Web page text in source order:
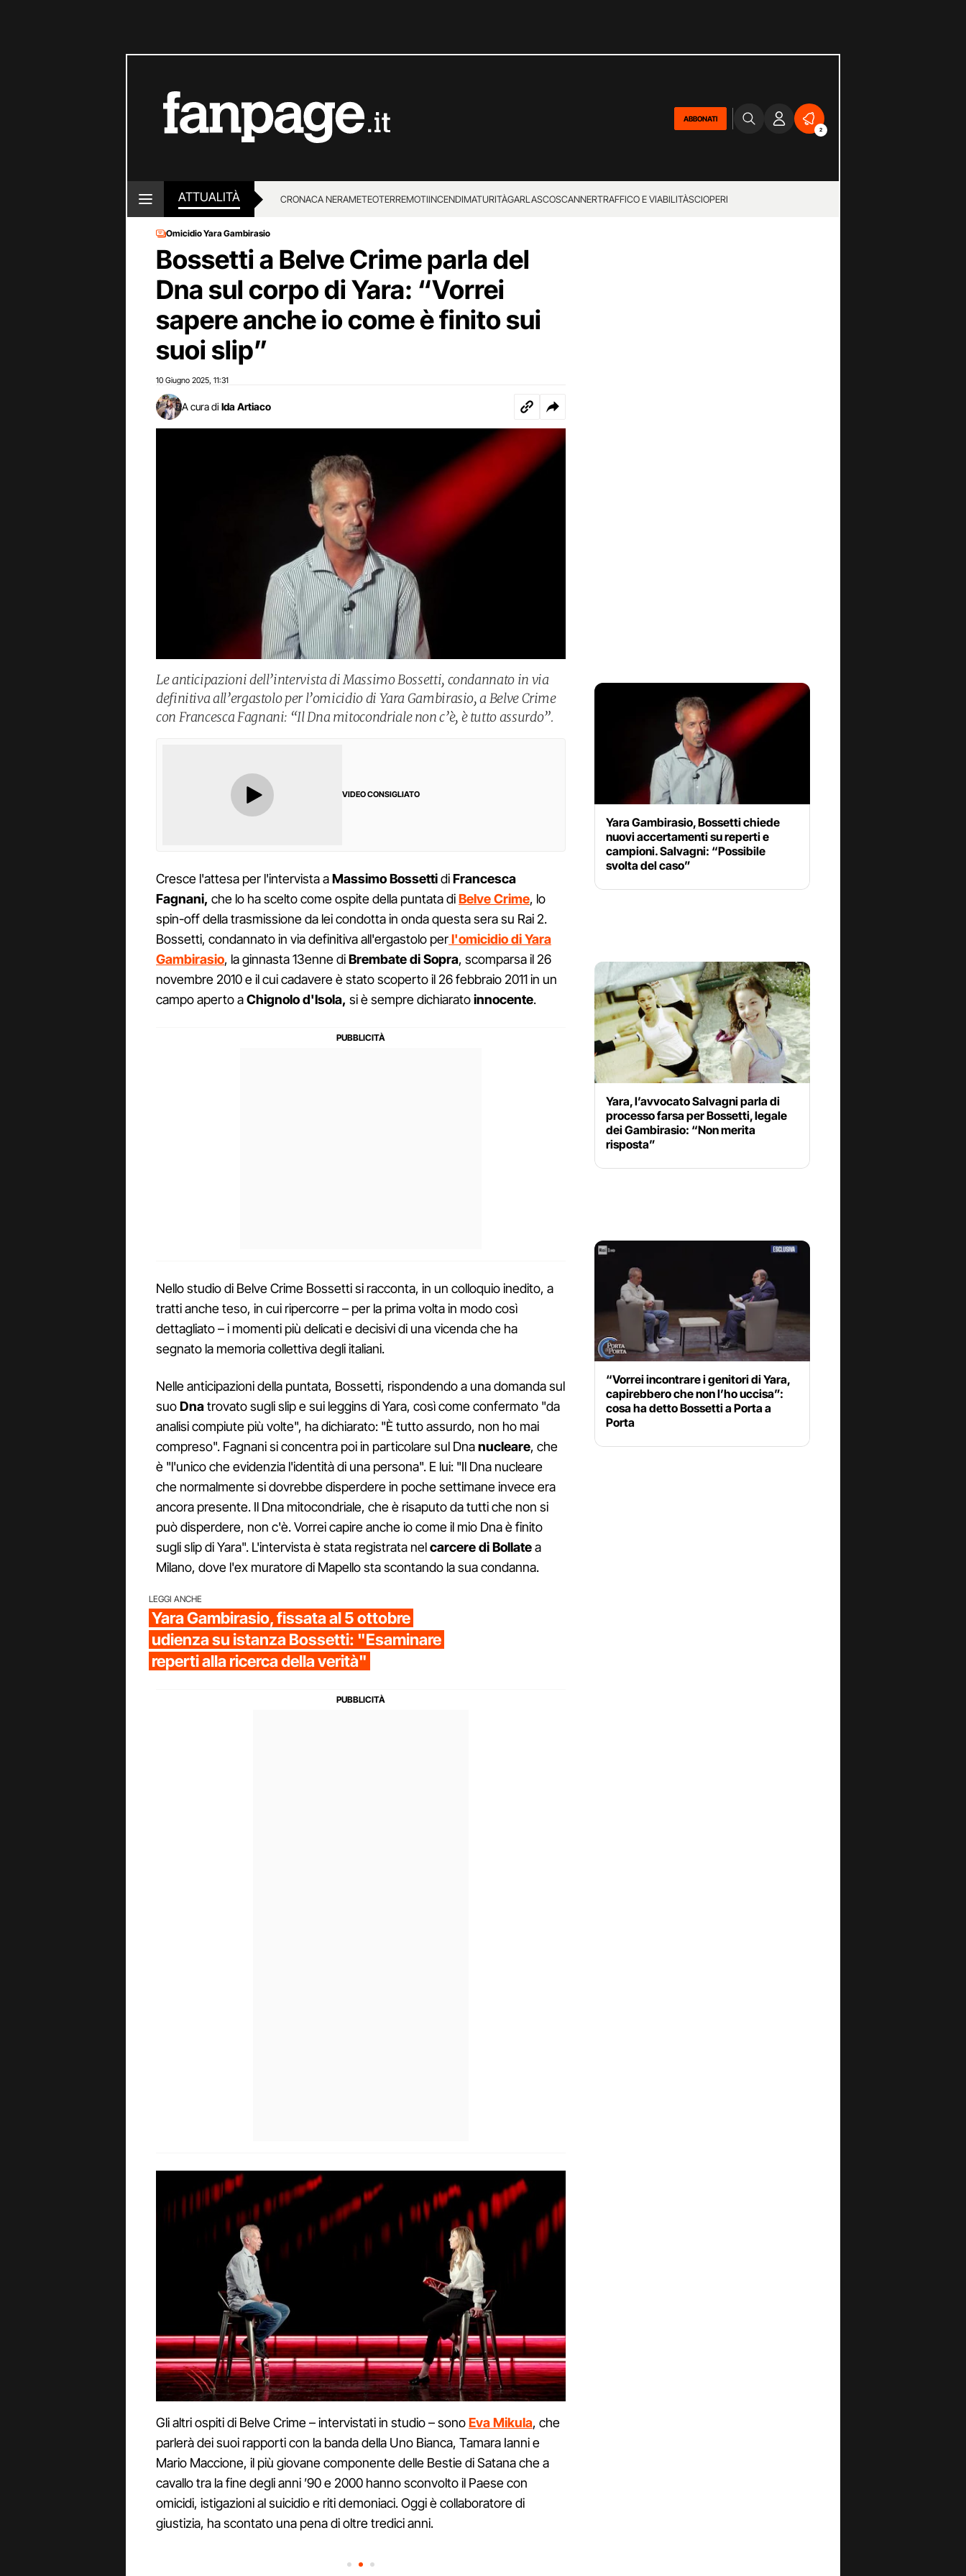
ABBONATI
2
ATTUALITÀ CRONACA NERAMETEOTERREMOTIINCENDIMATURITÀGARLASCOSCANNERTRAFFICO E VIABILITÀSCIOPERI
Omicidio Yara Gambirasio
Bossetti a Belve Crime parla del
Dna sul corpo di Yara: “Vorrei
sapere anche io come è finito sui
suoi slip”
10 Giugno 2025 11:31
A cura di Ida Artiaco
Le anticipazioni dell’intervista di Massimo Bossetti, condannato in via
definitiva all’ergastolo per l’omicidio di Yara Gambirasio, a Belve Crime
con Francesca Fagnani: “Il Dna mitocondriale non c’è, è tutto assurdo”.
VIDEO CONSIGLIATO
Cresce l'attesa per l'intervista aMassimoBossettidiFrancesca
Fagnani, che lo ha scelto come ospite della puntata diBelveCrime, lo
spin-off della trasmissione da lei condotta in onda questa sera su Rai 2.
Bossetti, condannato in via definitiva all'ergastolo perl'omicidio di Yara
Gambirasio, la ginnasta 13enne diBrembatediSopra, scomparsa il 26
novembre 2010 e il cui cadavere è stato scoperto il 26 febbraio 2011 in un
campo aperto aChignolo d'Isola, si è sempre dichiaratoinnocente.
Nello studio di Belve Crime Bossetti si racconta, in un colloquio inedito, a
tratti anche teso, in cui ripercorre – per la prima volta in modo così
dettagliato – i momenti più delicati e decisivi di una vicenda che ha
segnato la memoria collettiva degli italiani.
Nelle anticipazioni della puntata, Bossetti, rispondendo a una domanda sul
suoDnatrovato sugli slip e sui leggins di Yara, così come confermato "da
analisi compiute più volte", ha dichiarato: "È tutto assurdo, non ho mai
compreso". Fagnani si concentra poi in particolare sul Dnanucleare, che
è "l'unico che evidenzia l'identità di una persona". E lui: "Il Dna nucleare
che normalmente si dovrebbe disperdere in poche settimane invece era
ancora presente. Il Dna mitocondriale, che è risaputo da tutti che non si
può disperdere, non c'è. Vorrei capire anche io come il mio Dna è finito
sugli slip di Yara". L'intervista è stata registrata nelcarcere diBollatea
Milano, dove l'ex muratore di Mapello sta scontando la sua condanna.
LEGGI ANCHE
Yara Gambirasio, fissata al 5 ottobre
udienza su istanza Bossetti: "Esaminare
reperti alla ricerca della verità"
Gli altri ospiti di Belve Crime – intervistati in studio – sonoEvaMikula, che
parlerà dei suoi rapporti con la banda della Uno Bianca, Tamara Ianni e
Mario Maccione, il più giovane componente delle Bestie di Satana che a
cavallo tra la fine degli anni ’90 e 2000 hanno sconvolto il Paese con
omicidi, istigazioni al suicidio e riti demoniaci. Oggi è collaboratore di
giustizia, ha scontato una pena di oltre tredici anni.
Yara Gambirasio, Bossetti chiede
nuovi accertamenti su reperti e
campioni. Salvagni: “Possibile
svolta del caso”
Yara, l’avvocato Salvagni parla di
processo farsa per Bossetti, legale
dei Gambirasio: “Non merita
risposta”
“Vorrei incontrare i genitori di Yara,
capirebbero che non l’ho uccisa”:
cosa ha detto Bossetti a Porta a
Porta